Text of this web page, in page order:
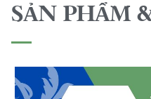
SẢN PHẨM